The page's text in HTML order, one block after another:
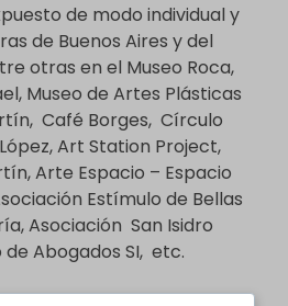
de modo individual y
de Buenos Aires y del
otras en el Museo Roca,
Museo de Artes Plásticas
Café Borges, Círculo
Art Station Project,
Arte Espacio – Espacio
Estímulo de Bellas
Asociación San Isidro
Abogados SI, etc.